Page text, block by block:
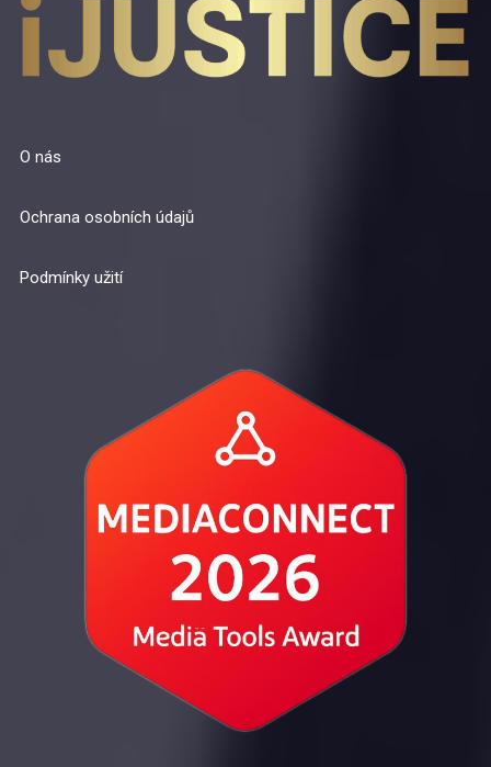
O nás
Ochrana osobních údajů
Podmínky užití